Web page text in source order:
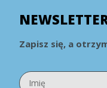
Zapisz się, a